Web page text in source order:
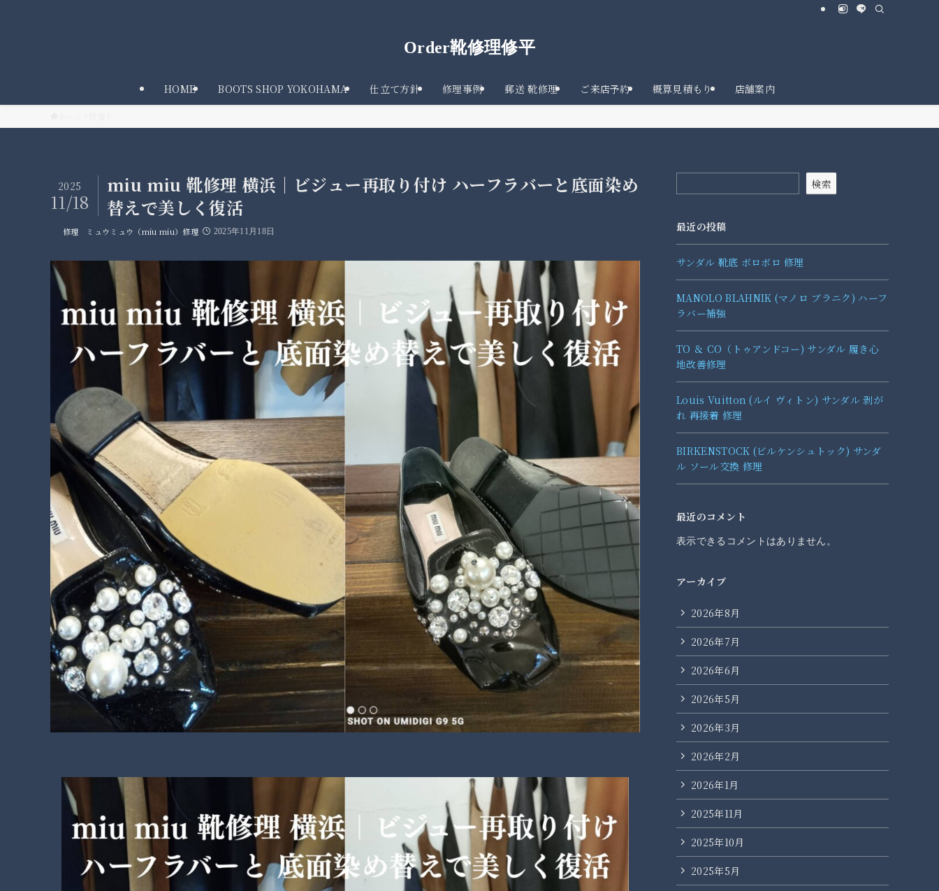
Order靴修理修平
HOME BOOTS SHOP YOKOHAMA 仕立て方針 修理事例 郵送 靴修理 ご来店予約 概算見積もり 店舗案内
miu miu 靴修理 横浜｜ビジュー再取り付け ハーフラバーと底面染め
替えで美しく復活
2025
11/18
修理 ミュウミュウ（miu miu）修理 2025年11月18日
検索
最近の投稿
サンダル 靴底 ボロボロ 修理
MANOLO BLAHNIK (マノロ ブラニク) ハーフ
ラバー補強
TO ＆ CO（トゥアンドコー) サンダル 履き心
地改善修理
Louis Vuitton (ルイ ヴィトン) サンダル 剥が
れ 再接着 修理
BIRKENSTOCK (ビルケンシュトック) サンダ
ル ソール交換 修理
最近のコメント
表示できるコメントはありません。
アーカイブ
2026年8月
2026年7月
2026年6月
2026年5月
2026年3月
2026年2月
2026年1月
2025年11月
2025年10月
2025年5月